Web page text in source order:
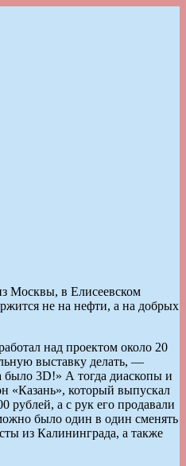
Москвы, в Елисеевском
не на нефти, а на добрых
над проектом около 20
выставку делать, —
было 3D!» А тогда диаскопы и
«Казань», который выпускал
рублей, а с рук его продавали
было один в один сменять
из Калининграда, а также